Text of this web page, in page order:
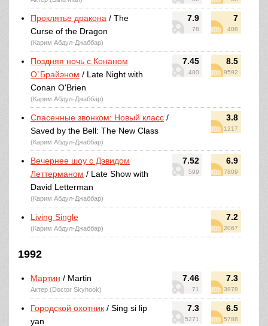
7.9
78
7
408
Проклятье дракона / The
Curse of the Dragon
(Карим Абдул-Джаббар)
7.45
480
8.5
9592
Поздняя ночь с Конаном
О`Брайэном / Late Night with
Conan O'Brien
(Карим Абдул-Джаббар)
3.8
1217
Спасенные звонком: Новый класс /
Saved by the Bell: The New Class
(Карим Абдул-Джаббар)
7.52
599
6.9
7809
Вечернее шоу с Дэвидом
Леттерманом / Late Show with
David Letterman
(Карим Абдул-Джаббар)
7.2
2067
Living Single
(Карим Абдул-Джаббар)
1992
7.46
71
7.3
3978
Мартин / Martin
Актер (Doctor Skyhook)
7.3
5271
6.5
5788
Городской охотник / Sing si lip
yan